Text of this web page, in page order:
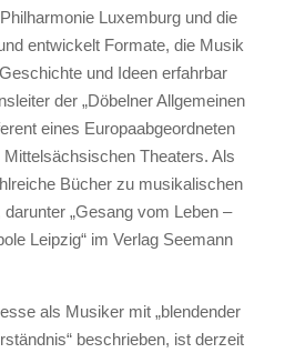
Luxemburg und die
entwickelt Formate, die Musik
und Ideen erfahrbar
der „Döbelner Allgemeinen
eines Europaabgeordneten
Theaters. Als
Bücher zu musikalischen
„Gesang vom Leben –
Leipzig“ im Verlag Seemann
als Musiker mit „blendender
beschrieben, ist derzeit